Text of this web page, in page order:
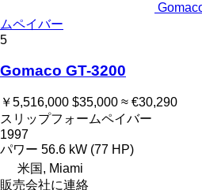
ムペイバー
5
Gomaco GT-3200
￥5,516,000 $35,000 ≈ €30,290
スリップフォームペイバー
1997
パワー 56.6 kW (77 HP)
米国, Miami
販売会社に連絡